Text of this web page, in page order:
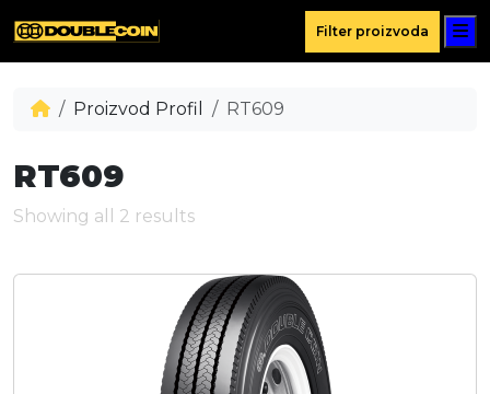
Filter proizvoda
Proizvod Profil RT609
RT609
Showing all 2 results